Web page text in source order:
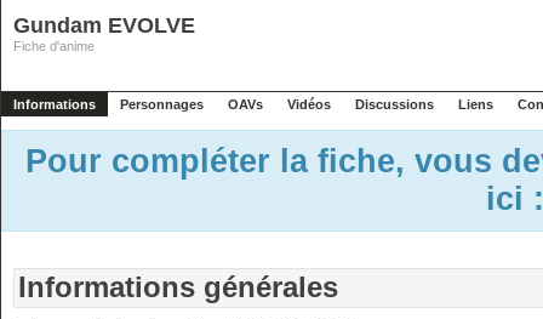
Gundam EVOLVE
Fiche d'anime
Informations Personnages OAVs Vidéos Discussions Liens
Pour compléter la fiche, vous
ici
Informations générales